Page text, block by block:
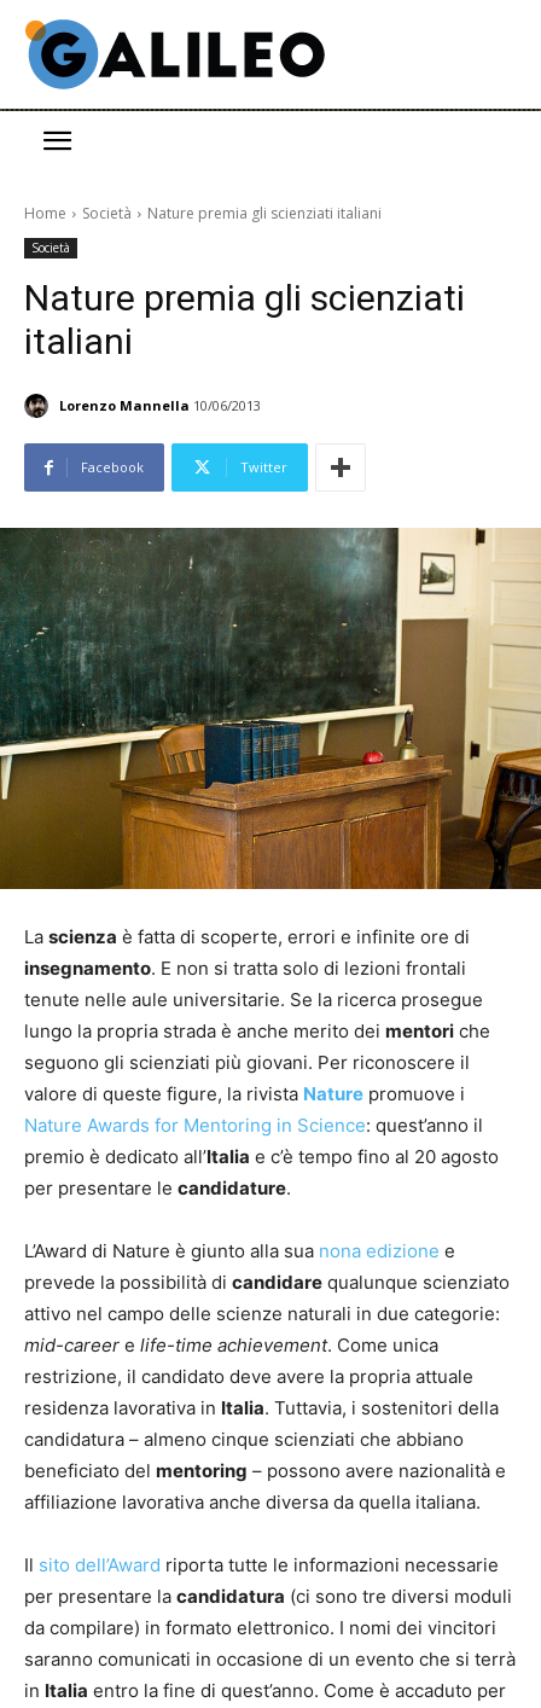
Home Società Nature premia gli scienziati italiani
Società
Nature premia gli scienziati
italiani
Lorenzo Mannella 10/06/2013
Facebook Twitter
La scienza è fatta di scoperte, errori e infinite ore di
insegnamento. E non si tratta solo di lezioni frontali
tenute nelle aule universitarie. Se la ricerca prosegue
lungo la propria strada è anche merito dei mentori che
seguono gli scienziati più giovani. Per riconoscere il
valore di queste figure, la rivista Nature promuove i
Nature Awards for Mentoring in Science: quest’anno il
premio è dedicato all’Italia e c’è tempo fino al 20 agosto
per presentare le candidature.
L’Award di Nature è giunto alla sua nona edizione e
prevede la possibilità di candidare qualunque scienziato
attivo nel campo delle scienze naturali in due categorie:
mid-career e life-time achievement. Come unica
restrizione, il candidato deve avere la propria attuale
residenza lavorativa in Italia. Tuttavia, i sostenitori della
candidatura – almeno cinque scienziati che abbiano
beneficiato del mentoring – possono avere nazionalità e
affiliazione lavorativa anche diversa da quella italiana.
Il sito dell’Award riporta tutte le informazioni necessarie
per presentare la candidatura (ci sono tre diversi moduli
da compilare) in formato elettronico. I nomi dei vincitori
saranno comunicati in occasione di un evento che si terrà
in Italia entro la fine di quest’anno. Come è accaduto per